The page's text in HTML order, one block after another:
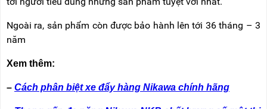
Ngoài ra, sản phẩm còn được bảo hành lên tới 36 tháng – 3
năm
Xem thêm:
– Cách phân biệt xe đẩy hàng Nikawa chính hãng